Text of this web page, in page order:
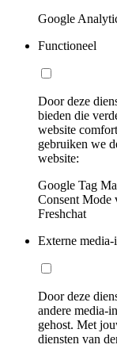
Google
Functioneel
Door deze
bieden die
website
gebruiken we
website:
Google Tag
Consent Mode
Freshchat
Externe media-
Door deze
andere media-
gehost. Met
diensten van